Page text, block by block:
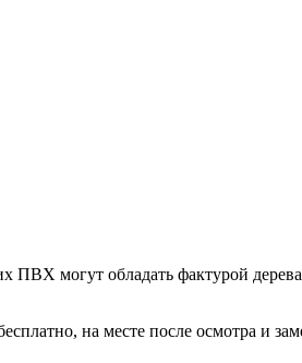
ПВХ могут обладать фактурой
на месте после осмотра и